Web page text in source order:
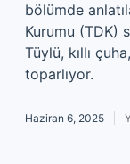
bölümde
Kurumu (TDK)
Tüylü, kıllı
toparlıyor.
Haziran 6, 2025